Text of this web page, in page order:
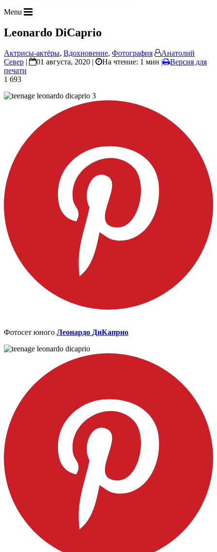
Menu
Leonardo DiCaprio
Актрисы-актёры, Вдохновение, Фотография
Анатолий
Север | 01 августа, 2020 | На чтение: 1 мин |
Версия для
печати
1 693
Фотосет юного Леонардо ДиКаприо